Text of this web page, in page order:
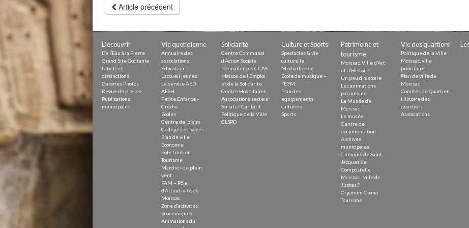
Petite Enfance – Crèche
Écoles
Pôle fruitier
Tourisme
Marchés de plein vent
PAM – Pôle d’Attractivité de Moissac
Zones d’activités économiques
Animations du centre-ville
Annuaire des commerces
Démarchage
Urbanisme
Environnement développement durable
Déchets
Eau
Prévention des risques
Crues
Article précédent
Découvrir
De l’Eau à la Pierre
Grand Site Occitanie
Labels et
distinctions
Galeries Photos
Revue de presse
Publications
municipales
Vie quotidienne
Annuaire des
associations
Education
L’accueil jeunes
Le service AED-
AESH
Petite Enfance –
Crèche
Écoles
Centre de loisirs
Collèges et lycées
Plan de ville
Économie
Pôle fruitier
Tourisme
Marchés de plein
vent
PAM – Pôle
d’Attractivité de
Moissac
Zone d’activités
économiques
Animations du
Solidarité
Centre Communal
d’Action Sociale
Permanences CCAS
Maison de l’Emploi
et de la Solidarité
Centre Hospitalier
Associations secteur
Social et Caritatif
Politique de la Ville
CLSPD
Culture et Sports
Spectacles & vie
culturelle
Médiathèque
Ecole de musique –
l’E3M
Plan des
equipements
culturels
Sports
Patrimoine et
tourisme
Moissac, Ville d’Art
et d’Histoire
Un peu d’histoire
Les animations
patrimoine
Le Musée de
Moissac
Le musée
Centre de
documentation
Archives
municipales
Chemins de Saint-
Jacques de
Compostelle
Moissac : ville de
Justes ?
Organum Cirma
Tourisme
Vie des quartiers
Politique de la Ville :
Moissac, ville
prioritaire
Plan de ville de
Moissac
Comités de Quartier
Histoire des
quartiers
Associations